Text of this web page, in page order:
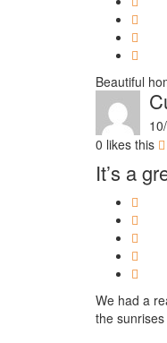
Beautiful
0 likes this
It’s a
We had a
the